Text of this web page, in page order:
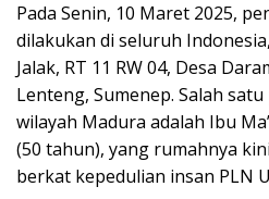
Pada Senin, 10 Maret 2025,
dilakukan di seluruh
Jalak, RT 11 RW 04, Desa
Lenteng, Sumenep. Salah
wilayah Madura adalah Ibu
(50 tahun), yang rumahnya
berkat kepedulian insan PLN